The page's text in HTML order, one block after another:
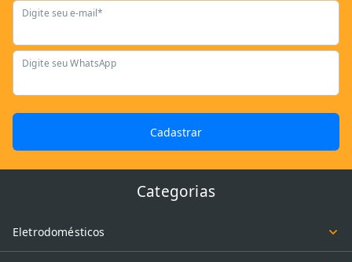
Digite seu e-mail*
Digite seu WhatsApp
Cadastrar
Categorias
Eletrodomésticos